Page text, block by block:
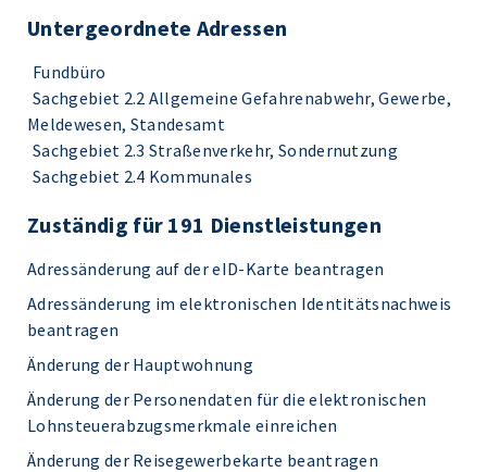
Untergeordnete Adressen
Fundbüro
Sachgebiet 2.2 Allgemeine Gefahrenabwehr, Gewerbe,
Meldewesen, Standesamt
Sachgebiet 2.3 Straßenverkehr, Sondernutzung
Sachgebiet 2.4 Kommunales
Zuständig für 191 Dienstleistungen
Adressänderung auf der eID-Karte beantragen
Adressänderung im elektronischen Identitätsnachweis
beantragen
Änderung der Hauptwohnung
Änderung der Personendaten für die elektronischen
Lohnsteuerabzugsmerkmale einreichen
Änderung der Reisegewerbekarte beantragen